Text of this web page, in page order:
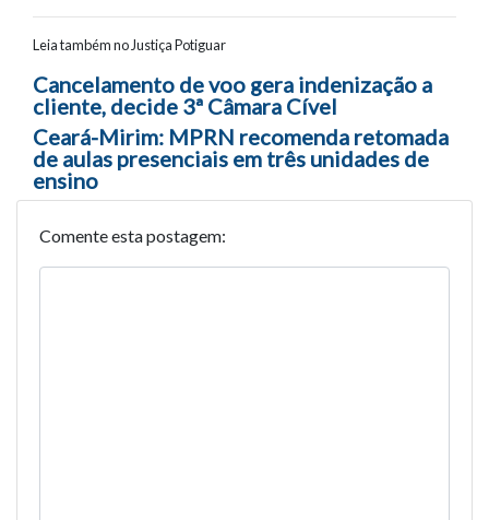
Leia também no Justiça Potiguar
Navegação entre posts
Cancelamento de voo gera indenização a
cliente, decide 3ª Câmara Cível
Ceará-Mirim: MPRN recomenda retomada
de aulas presenciais em três unidades de
ensino
Comente esta postagem: